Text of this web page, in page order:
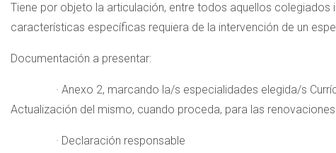
Tiene por objeto la articulación, entre todos aquellos
características específicas requiera de la intervención de un
Documentación a presentar:
· Anexo 2, marcando la/s especialidades elegida/s
Actualización del mismo, cuando proceda, para las
· Declaración responsable